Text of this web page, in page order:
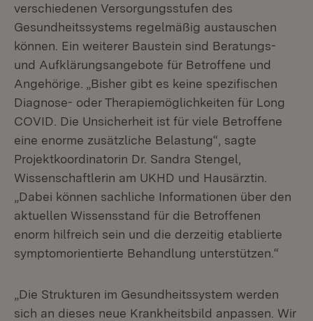
verschiedenen Versorgungsstufen des
Gesundheitssystems regelmäßig austauschen
können. Ein weiterer Baustein sind Beratungs-
und Aufklärungsangebote für Betroffene und
Angehörige. „Bisher gibt es keine spezifischen
Diagnose- oder Therapiemöglichkeiten für Long
COVID. Die Unsicherheit ist für viele Betroffene
eine enorme zusätzliche Belastung“, sagte
Projektkoordinatorin Dr. Sandra Stengel,
Wissenschaftlerin am UKHD und Hausärztin.
„Dabei können sachliche Informationen über den
aktuellen Wissensstand für die Betroffenen
enorm hilfreich sein und die derzeitig etablierte
symptomorientierte Behandlung unterstützen.“
„Die Strukturen im Gesundheitssystem werden
sich an dieses neue Krankheitsbild anpassen. Wir